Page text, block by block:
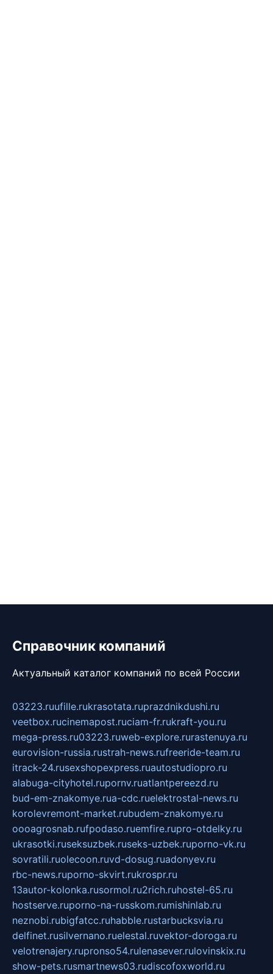
Справочник компаний
Актуальный каталог компаний по всей России
03223.ruufille.rukrasotata.ruprazdnikdushi.ru
veetbox.rucinemapost.ruciam-fr.rukraft-you.ru
mega-press.ru03223.ruweb-explore.rurastenuya.ru
eurovision-russia.rustrah-news.rufreeride-team.ru
itrack-24.rusexshopexpress.ruautostudiopro.ru
alabuga-cityhotel.rupornv.ruatlantpereezd.ru
bud-em-znakomye.rua-cdc.ruelektrostal-news.ru
korolevremont-market.rubudem-znakomye.ru
oooagrosnab.rufpodaso.ruemfire.rupro-otdelky.ru
ukrasotki.ruseksuzbek.ruseks-uzbek.ruporno-vk.ru
sovratili.ruolecoon.ruvd-dosug.ruadonyev.ru
rbc-news.ruporno-skvirt.rukrospr.ru
13autor-kolonka.rusormol.ru2rich.ruhostel-65.ru
hostserve.ruporno-na-russkom.rumishinlab.ru
neznobi.rubigfatcc.ruhabble.rustarbucksvia.ru
delfinet.rusilvernano.ruelestal.ruvektor-doroga.ru
velotrenajery.rupronso54.rulenasever.rulovinskix.ru
show-pets.rusmartnews03.rudiscofoxworld.ru